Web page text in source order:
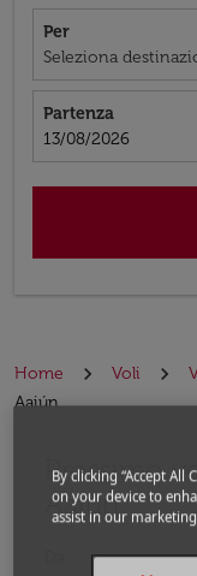
Per
Seleziona
Partenza
fc-booking-
13/08/2026
Home Voli
Aaiún
Prossimo
Aaiún
Prova ad
By clicking “Accept All
on your device to
assist in our